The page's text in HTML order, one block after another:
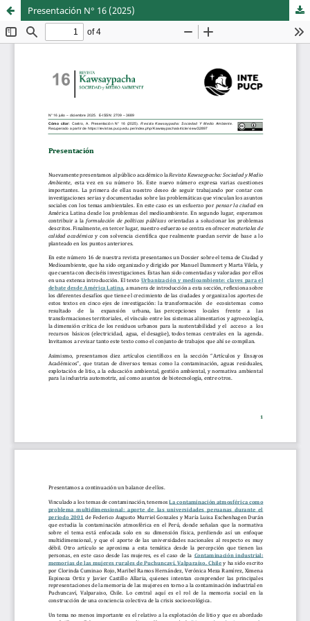
¨Presentación N° 16 (2025)